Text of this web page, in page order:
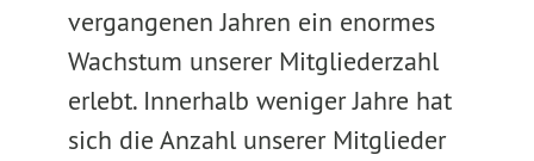
vergangenen Jahren ein enormes
Wachstum unserer Mitgliederzahl
erlebt. Innerhalb weniger Jahre hat
sich die Anzahl unserer Mitglieder